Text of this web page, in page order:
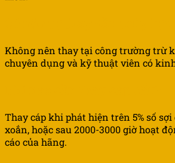
Không nên thay tại công trường trừ
chuyên dụng và kỹ thuật viên có
Thay cáp khi phát hiện trên 5% số
xoắn, hoặc sau 2000-3000 giờ hoạt
cáo của hãng.